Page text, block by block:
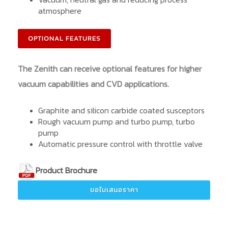
atmosphere
OPTIONAL FEATURES
The Zenith can receive optional features for higher
vacuum capabilities and CVD applications.
Graphite and silicon carbide coated susceptors
Rough vacuum pump and turbo pump, turbo
pump
Automatic pressure control with throttle valve
Product Brochure
ขอใบเสนอราคา